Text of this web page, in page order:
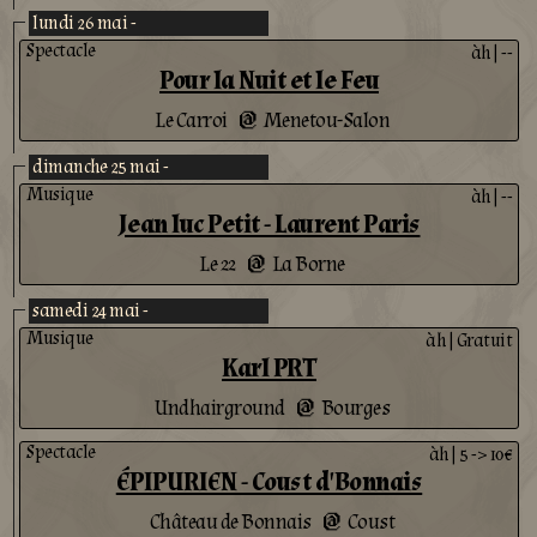
lundi 26 mai -
Spectacle
Pour la Nuit et le Feu
Le Carroi @ Menetou-Salon
àh|--
dimanche 25 mai -
Musique
Jean luc Petit - Laurent Paris
Le 22 @ La Borne
àh|--
samedi 24 mai -
Musique
Karl PRT
Undhairground @ Bourges
àh|Gratuit
Spectacle
ÉPIPURIEN - Coust d'Bonnais
Château de Bonnais @ Coust
àh| 5 -> 10€